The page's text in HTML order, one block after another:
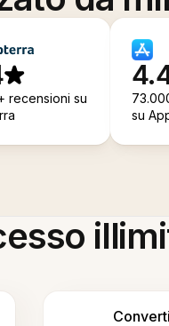
recensioni su
su